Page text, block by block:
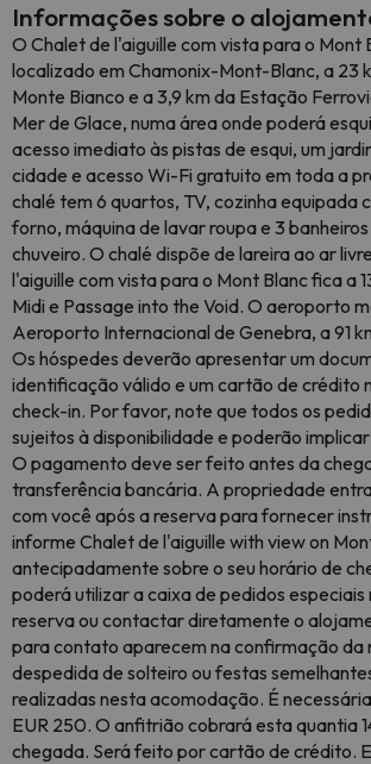
Informações sobre o
O Chalet de l'aiguille com vista para o Mont
localizado em Chamonix-Mont-Blanc, a 23
Monte Bianco e a 3,9 km da Estação
Mer de Glace, numa área onde poderá
acesso imediato às pistas de esqui, um
cidade e acesso Wi-Fi gratuito em toda a
chalé tem 6 quartos, TV, cozinha equipada
forno, máquina de lavar roupa e 3
chuveiro. O chalé dispõe de lareira ao ar
l'aiguille com vista para o Mont Blanc fica a
Midi e Passage into the Void. O aeroporto
Aeroporto Internacional de Genebra, a 91
Os hóspedes deverão apresentar um
identificação válido e um cartão de crédito
check-in. Por favor, note que todos os
sujeitos à disponibilidade e poderão
O pagamento deve ser feito antes da
transferência bancária. A propriedade
com você após a reserva para fornecer
informe Chalet de l'aiguille with view on
antecipadamente sobre o seu horário de
poderá utilizar a caixa de pedidos
reserva ou contactar diretamente o
para contato aparecem na confirmação da
despedida de solteiro ou festas
realizadas nesta acomodação. É
EUR 250. O anfitrião cobrará esta quantia
chegada. Será feito por cartão de crédito.